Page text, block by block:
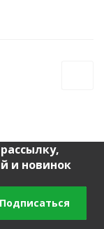
и новинок
Подписаться